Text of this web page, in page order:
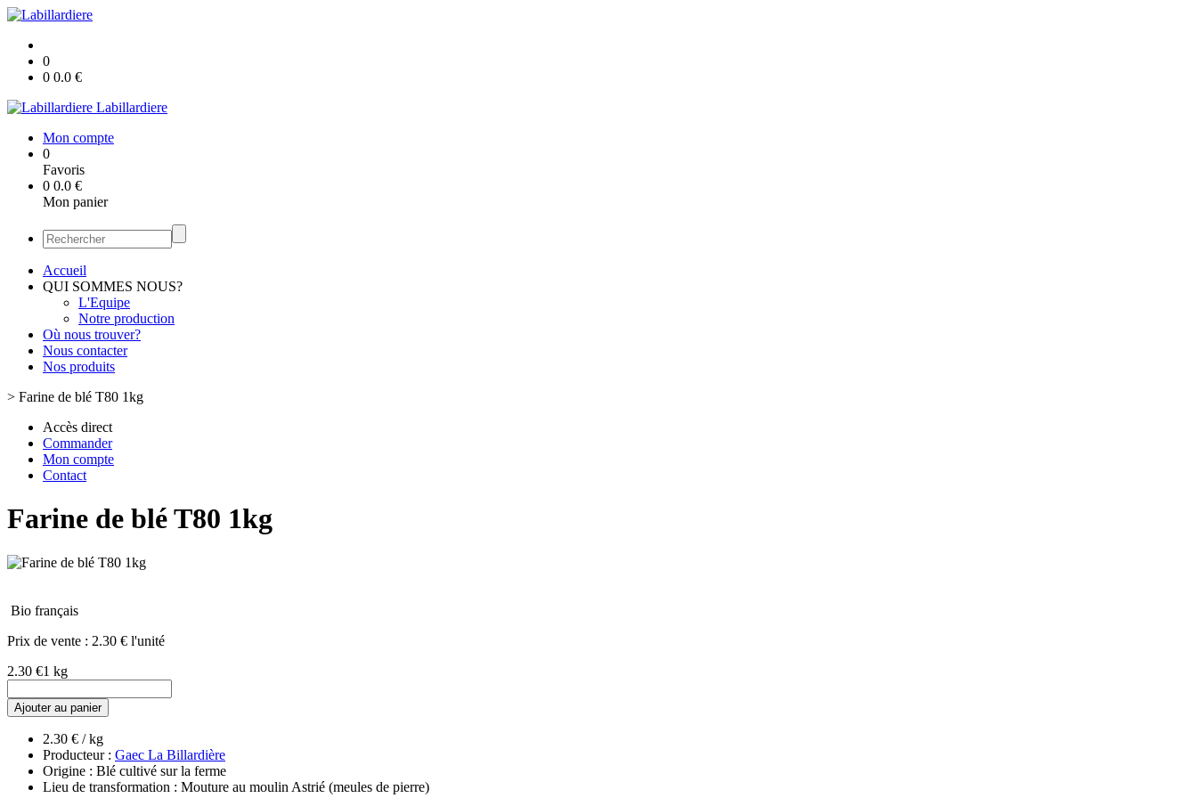
0
0 0.0 €
Labillardiere
Mon compte
0
Favoris
0 0.0 €
Mon panier
Accueil
QUI SOMMES NOUS?
L'Equipe
Notre production
Où nous trouver?
Nous contacter
Nos produits
> Farine de blé T80 1kg
Accès direct
Commander
Mon compte
Contact
Farine de blé T80 1kg
Bio français
Prix de vente : 2.30 € l'unité
2.30 €1 kg
Ajouter au panier
2.30 € / kg
Producteur : Gaec La Billardière
Origine : Blé cultivé sur la ferme
Lieu de transformation : Mouture au moulin Astrié (meules de pierre)